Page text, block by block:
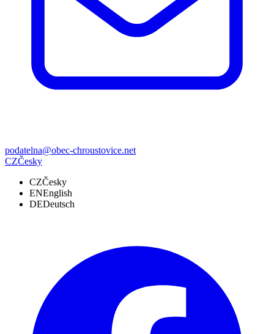
podatelna@obec-chroustovice.net
CZČesky
CZČesky
ENEnglish
DEDeutsch